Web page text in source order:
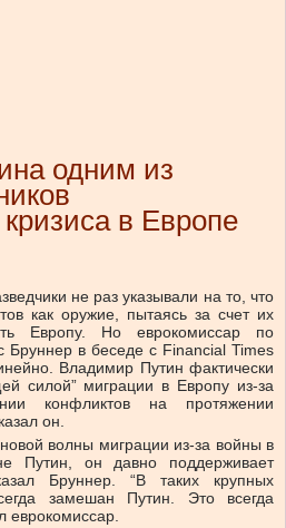
одним из
в Европе
не раз указывали на то, что
как оружие, пытаясь за счет их
Европу. Но еврокомиссар по
Бруннер в беседе с Financial Times
Владимир Путин фактически
силой” миграции в Европу из-за
конфликтов на протяжении
он.
волны миграции из-за войны в
Путин, он давно поддерживает
Бруннер. “В таких крупных
замешан Путин. Это всегда
еврокомиссар.